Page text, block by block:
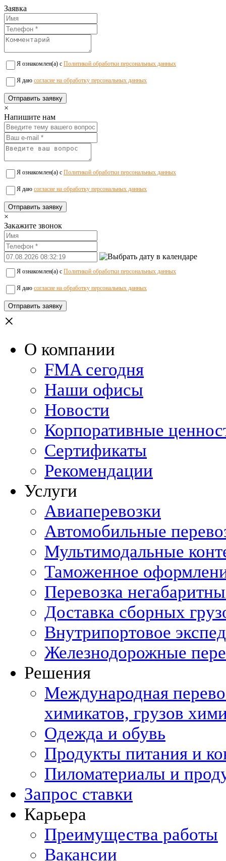
Заявка
Я ознакомлен(а) с Политикой обработки персональных данных
Я даю согласие на обработку персональных данных
×
Напишите нам
Я ознакомлен(а) с Политикой обработки персональных данных
Я даю согласие на обработку персональных данных
×
Закажите звонок
Я ознакомлен(а) с Политикой обработки персональных данных
Я даю согласие на обработку персональных данных
×
О компании
FMA сегодня
Наши офисы
Новости
Корпоративные
Сертификаты
Рекомендации
Услуги
Авиаперевозки
Автомобильные
Мультимодальные
Таможенное
Перевозка
Доставка сборных
Внутрипортовое
Железнодорожные
Решения
Международная
химикатов, грузов
Одежда и обувь
Продукты питания и
Пиломатериалы и
Запрос ставки
Карьера
Преимущества работы
Вакансии